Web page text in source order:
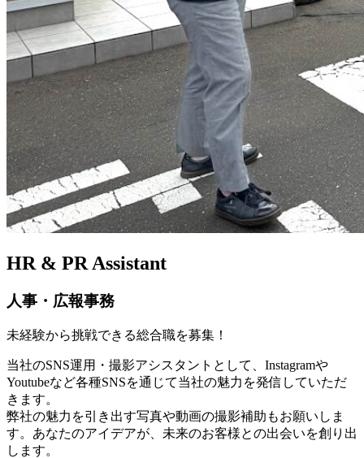
HR & PR Assistant
人事・広報事務
未経験から挑戦できる総合職を募集！
当社のSNS運用・撮影アシスタントとして、Instagramや
Youtubeなど各種SNSを通じて当社の魅力を発信していただ
きます。
弊社の魅力を引き出す写真や動画の撮影補助もお願いしま
す。あなたのアイデアが、未来のお客様との出会いを創り出
します。